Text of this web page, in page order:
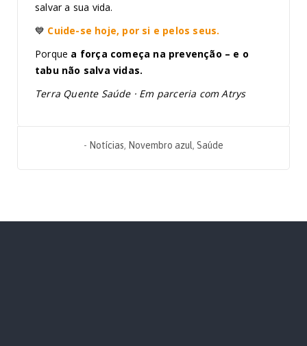
salvar a sua vida.
💙 Cuide-se hoje, por si e pelos seus.
Porque a força começa na prevenção – e o
tabu não salva vidas.
Terra Quente Saúde · Em parceria comAtrys
- Notícias, Novembro azul, Saúde